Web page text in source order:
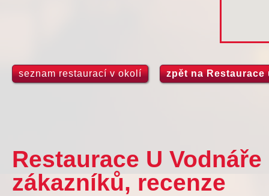
seznam restaurací v okolí zpět na Restaurace
Restaurace U
zákazníků, recenze